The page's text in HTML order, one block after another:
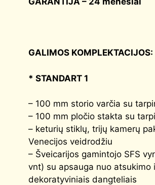
GALIMOS KOMPLEKTACIJOS:
* STANDART 1
– 100 mm storio varčia su
– 100 mm pločio stakta su
– keturių stiklų, trijų kamerų
Venecijos veidrodžiu
– Šveicarijos gamintojo SFS
vnt) su apsauga nuo atsukimo
dekoratyviniais dangteliais